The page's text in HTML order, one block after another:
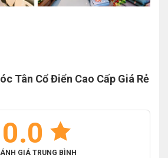
Tân Cổ Điển Cao Cấp Giá Rẻ
0.0
GIÁ TRUNG BÌNH